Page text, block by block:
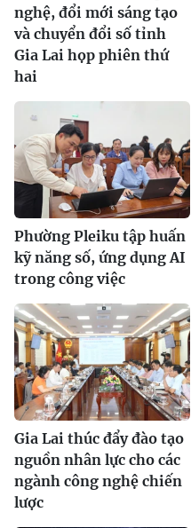
nghệ, đổi mới sáng tạo
và chuyển đổi số tỉnh
Gia Lai họp phiên thứ
hai
Phường Pleiku tập huấn
kỹ năng số, ứng dụng AI
trong công việc
Gia Lai thúc đẩy đào tạo
nguồn nhân lực cho các
ngành công nghệ chiến
lược